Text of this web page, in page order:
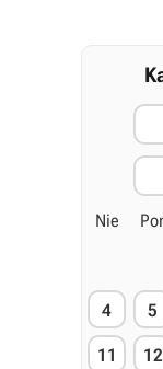
Nie
4 5
11 12